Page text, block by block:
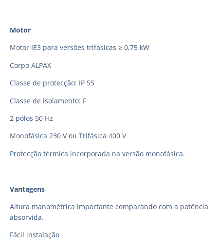
Motor
Motor IE3 para versões trifásicas ≥ 0,75 kW
Corpo ALPAX
Classe de protecção: IP 55
Classe de isolamento: F
2 pólos 50 Hz
Monofásica 230 V ou Trifásica 400 V
Protecção térmica incorporada na versão monofásica.
Vantagens
Altura manométrica importante comparando com a potência
absorvida.
Fácil instalação